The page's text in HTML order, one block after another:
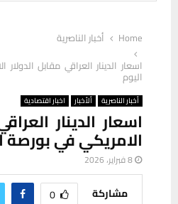
Home
أخبار الناصرية
اسعار الدينار العراقي مقابل
اليوم
أخبار الناصرية ألأخبار اخبار اقتصادية
اسعار الدينار
الامريكي في بورصة
8 فبراير، 2026
مشاركة 0